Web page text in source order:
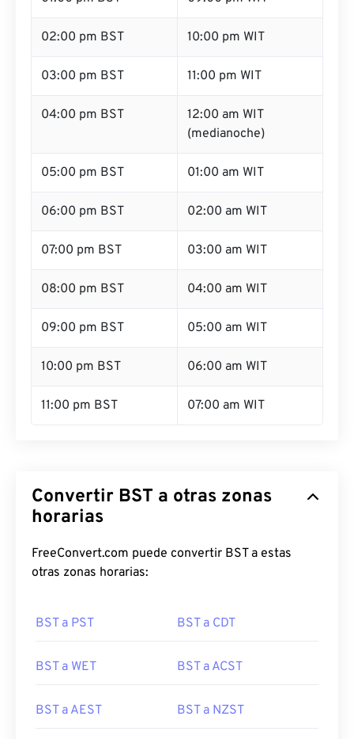
02:00 pm BST 10:00 pm WIT
03:00 pm BST 11:00 pm WIT
04:00 pm BST
12:00 am WIT
(medianoche)
05:00 pm BST 01:00 am WIT
06:00 pm BST 02:00 am WIT
07:00 pm BST 03:00 am WIT
08:00 pm BST 04:00 am WIT
09:00 pm BST 05:00 am WIT
10:00 pm BST 06:00 am WIT
11:00 pm BST 07:00 am WIT
Convertir BST a otras zonas
horarias
FreeConvert.com puede convertir BST a estas
otras zonas horarias:
BST a PST BST a CDT
BST a WET BST a ACST
BST a AEST BST a NZST